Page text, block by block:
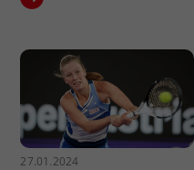
27.01.2024